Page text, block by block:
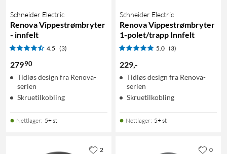
Schneider Electric
Renova Vippestrømbryter
- innfelt
4.5 (3)
27990
Tidløs design fra Renova-
serien
Skruetilkobling
Nettlager: 5+ st
Schneider Electric
Renova Vippestrømbryter
1-polet/trapp Innfelt
5.0 (3)
229,-
Tidløs design fra Renova-
serien
Skruetilkobling
Nettlager: 5+ st
2 0